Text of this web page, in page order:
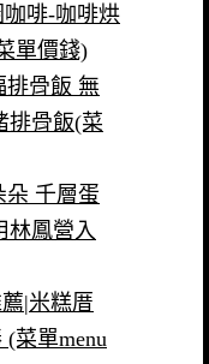
咖啡-咖啡烘
單價錢)
排骨飯 無
排骨飯(菜
朵 千層蛋
林鳳營入
|米糕厝
菜單menu